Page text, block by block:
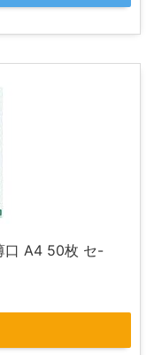
口 A4 50枚 セ-